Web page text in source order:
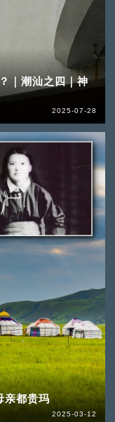
｜潮汕之四｜神
2025-07-28
亲都贵玛
2025-03-12